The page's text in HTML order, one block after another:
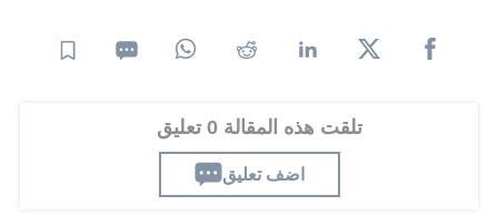
تلقت هذه المقالة 0 تعليق
اضف تعليق